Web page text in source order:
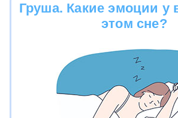
Груша. Какие эмоции у
этом сне?